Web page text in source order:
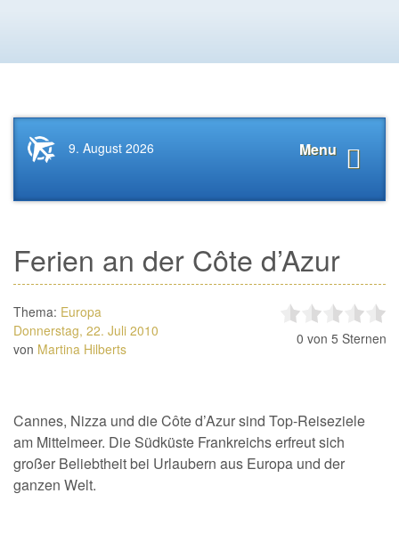
Startseite
News.Tourismus.com
Menu
9. August 2026
Ferien an der Côte d’Azur
Thema: Europa
Donnerstag, 22. Juli 2010
von Martina Hilberts
0 von 5 Sternen
Cannes, Nizza und die Côte d’Azur sind Top-Reiseziele
am Mittelmeer. Die Südküste Frankreichs erfreut sich
großer Beliebtheit bei Urlaubern aus Europa und der
ganzen Welt.